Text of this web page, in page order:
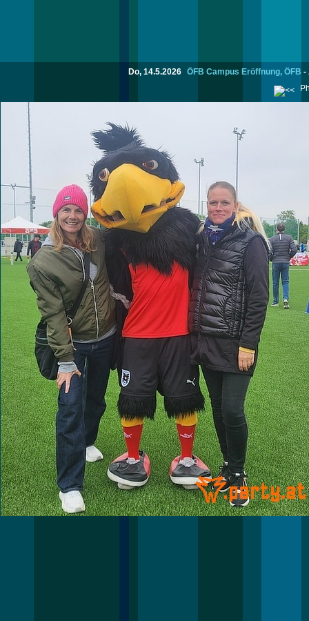
Do, 14.5.2026 ÖFB Campus Eröffnung, ÖFB -